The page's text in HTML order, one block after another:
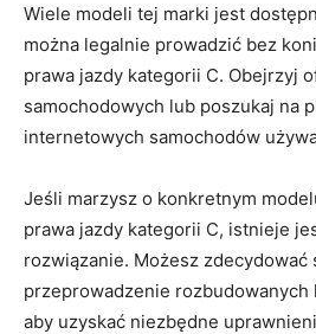
Wiele modeli tej marki jest
można legalnie prowadzić‍ bez⁣
prawa jazdy kategorii C. Obejrzyj
samochodowych​ lub poszukaj na
internetowych samochodów
Jeśli marzysz​ o konkretnym
‍prawa ⁣jazdy ⁤kategorii C, istnieje
rozwiązanie. Możesz zdecydować
przeprowadzenie rozbudowanych
aby uzyskać niezbędne